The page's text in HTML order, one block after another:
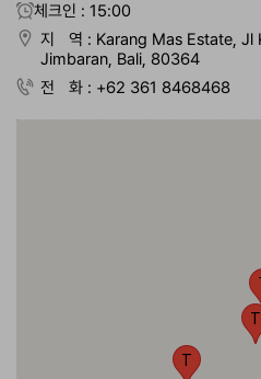
체크인 : 15:00
지 역 : Karang Mas Estate, Jl
Jimbaran, Bali, 80364
전 화 : +62 361 8468468
T
T